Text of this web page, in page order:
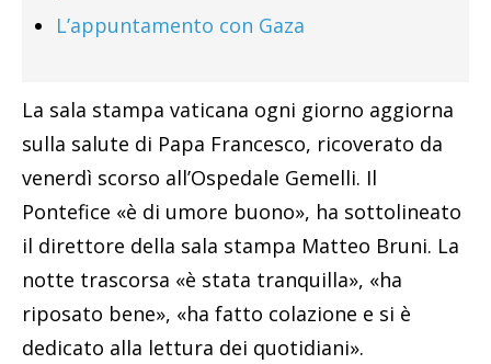
L’appuntamento con Gaza
La sala stampa vaticana ogni giorno aggiorna
sulla salute di Papa Francesco, ricoverato da
venerdì scorso all’Ospedale Gemelli. Il
Pontefice «è di umore buono», ha sottolineato
il direttore della sala stampa Matteo Bruni. La
notte trascorsa «è stata tranquilla», «ha
riposato bene», «ha fatto colazione e si è
dedicato alla lettura dei quotidiani».